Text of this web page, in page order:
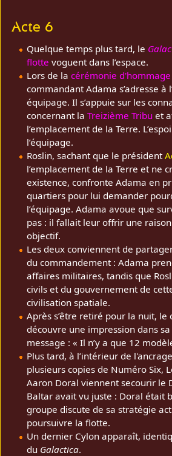
Acte 6
Quelque temps plus tard, le
flotte voguent dans l’espace.
Lors de la cérémonie
commandant Adama s’adresse à
équipage. Il s’appuie sur les
concernant la Treizième Tribu et
l’emplacement de la Terre.
l’équipage.
Roslin, sachant que le président
l’emplacement de la Terre et ne
existence, confronte Adama en
quartiers pour lui demander
l’équipage. Adama avoue que
pas : il fallait leur offrir une
objectif.
Les deux conviennent de
du commandement : Adama
affaires militaires, tandis que
civils et du gouvernement de
civilisation spatiale.
Après s’être retiré pour la nuit,
découvre une impression dans
message : « Il n’y a que 12
Plus tard, à l’intérieur de
plusieurs copies de Numéro Six,
Aaron Doral viennent secourir le
Baltar avait vu juste : Doral était
groupe discute de sa stratégie
poursuivre la flotte.
Un dernier Cylon apparaît,
du Galactica.